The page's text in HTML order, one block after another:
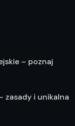
– poznaj
zasady i unikalna